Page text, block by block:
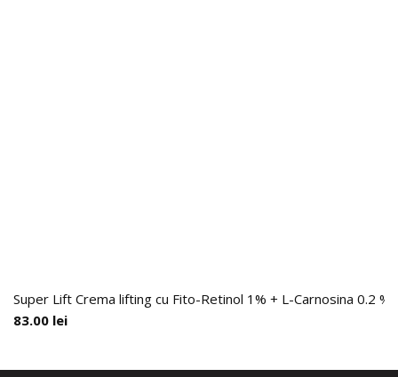
Super Lift Crema lifting cu Fito-Retinol 1% + L-Carnosina 0.2
83.00 lei